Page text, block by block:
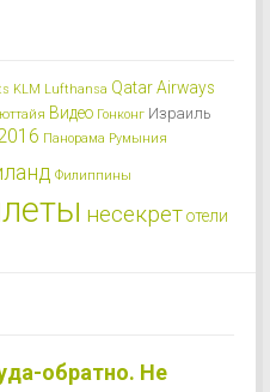
KLM Lufthansa Qatar Airways
Видео Гонконг Израиль
Панорама Румыния
Филиппины
несекретотели
обратно. Не